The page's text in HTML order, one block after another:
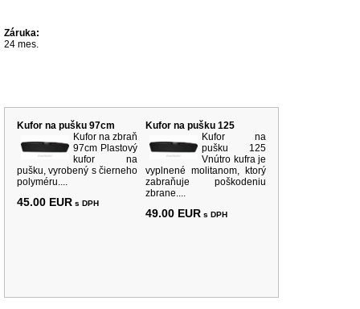
Záruka:
24 mes.
Kufor na pušku 97cm
Kufor na zbraň
97cm Plastový
kufor na
pušku, vyrobený s čierneho
polyméru....
45.00 EUR s DPH
Kufor na pušku 125
Kufor na
pušku 125
Vnútro kufra je
vyplnené molitanom, ktorý
zabraňuje poškodeniu
zbrane....
49.00 EUR s DPH